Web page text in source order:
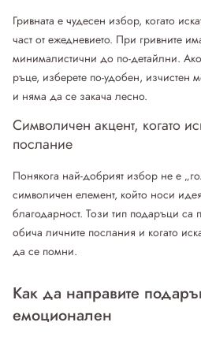
Гривната е чудесен избор, когато
част от ежедневието. При гривните
минималистични до по-детайлни.
ръце, изберете по-удобен, изчистен
и няма да се закача лесно.
Символичен акцент, когато
послание
Понякога най-добрият избор не е
символичен елемент, който носи
благодарност. Този тип подаръци са
обича личните послания и когато
да се помни.
Как да направите
емоционален